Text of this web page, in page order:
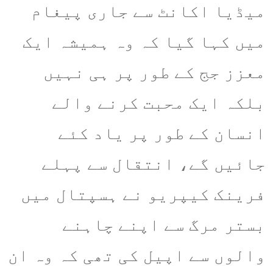
میڈیا اکانٹ سے جاری پیغام
میں کہا گیا کہ وہ ہمیشہ ایک
معزز جج کے طور پر ہی نہیں
بلکہ ایک محبت کرنے والے
انسان کے طور پر یاد کئے
جائیں گے، انتقال سے پہلے
فرینک کیپریو نے ہسپتال میں
بستر مرگ سے اپنے چاہنے
والوں سے اپیل کی تھی کہ وہ ان